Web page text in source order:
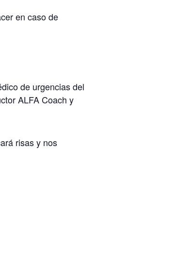
en caso de
de urgencias del
ALFA Coach y
risas y nos